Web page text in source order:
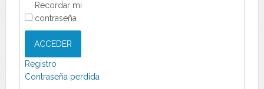
Recordar mi
contraseña
ACCEDER
Registro
Contraseña perdida